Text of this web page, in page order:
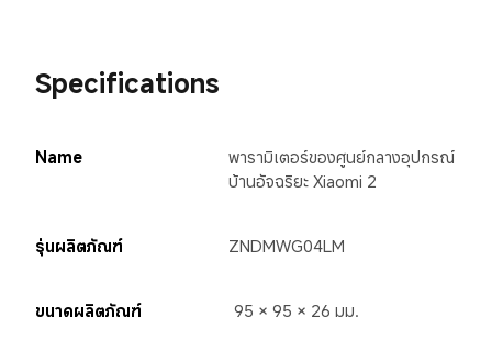
Specifications
Name
พารามิเตอร์ของศูนย์กลางอุปกรณ์
บ้านอัจฉริยะ Xiaomi 2
รุ่นผลิตภัณฑ์ ZNDMWG04LM
ขนาดผลิตภัณฑ์ 95 × 95 × 26 มม.